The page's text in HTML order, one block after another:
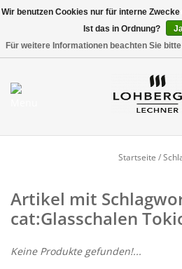
Mein Konto / Kundenkonto
NEU
Startseite /
Artikel mit
cat:Glasschalen
Keine Produkte gefunden!...
Wir benutzen Cookies nur für interne
Ist das in Ordnung?
Für weitere Informationen beachten Sie